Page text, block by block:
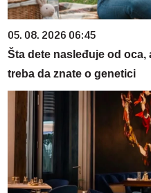
05. 08. 2026 06:45
Šta dete nasleđuje od oca,
treba da znate o genetici